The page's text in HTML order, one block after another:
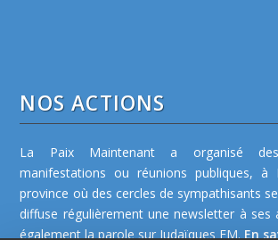
NOS ACTIONS
La Paix Maintenant a organisé
manifestations ou réunions publiques, à
province où des cercles de sympathisants
diffuse régulièrement une newsletter à ses
également la parole sur Judaïques FM.En